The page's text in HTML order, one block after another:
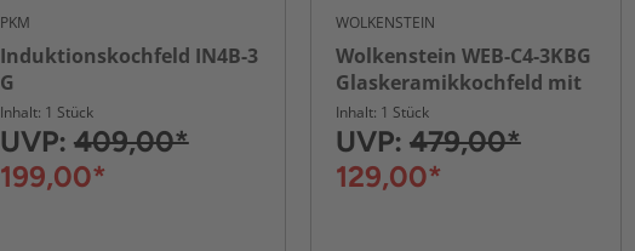
PKM
Induktionskochfeld IN4B-3
G
Inhalt: 1 Stück
UVP: 409,00*
199,00*
WOLKENSTEIN
Wolkenstein WEB-C4-3KBG
Glaskeramikkochfeld mit
Aluminiumrahmen
Inhalt: 1 Stück
UVP: 479,00*
129,00*